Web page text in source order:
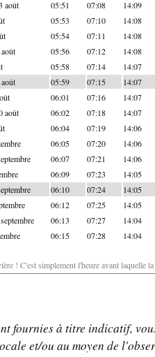
août 05:51 07:08 14:09
05:53 07:10 14:08
05:54 07:11 14:08
05:56 07:12 14:08
05:58 07:14 14:07
05:59 07:15 14:07
06:01 07:16 14:07
août 06:02 07:18 14:07
06:04 07:19 14:06
06:05 07:20 14:06
06:07 07:21 14:06
06:09 07:23 14:05
06:10 07:24 14:05
06:12 07:25 14:05
06:13 07:27 14:04
06:15 07:28 14:04
! C'est simplement l'heure avant laquelle
fournies à titre indicatif,
et/ou au moyen de